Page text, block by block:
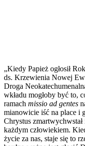
„Kiedy Papież ogłosił
ds. Krzewienia Nowej
Droga
wkładu mogłoby być to,
ramach missio ad gentes
mianowicie iść na place i
Chrystus
każdym człowiekiem.
życie za nas, staje się to